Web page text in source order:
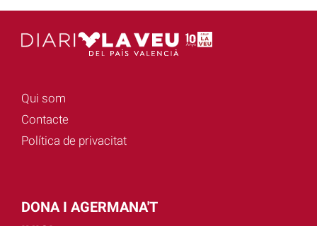
Qui som
Contacte
Política de privacitat
DONA I AGERMANA'T